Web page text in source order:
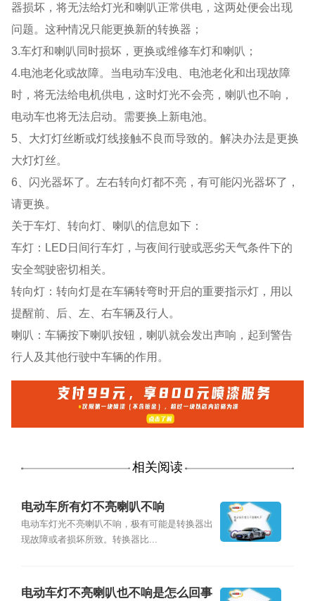
器损坏，将无法给灯光和喇叭正常供电，这两处便会出现
问题。这种情况只能更换新的转换器；
3.车灯和喇叭同时损坏，更换或维修车灯和喇叭；
4.电池老化或故障。当电动车没电、电池老化和出现故障
时，将无法给电机供电，这时灯光不会亮，喇叭也不响，
电动车也将无法启动。需要换上新电池。
5、大灯灯丝断或灯线接触不良而导致的。解决办法是更换
大灯灯丝。
6、闪光器坏了。左右转向灯都不亮，有可能闪光器坏了，
请更换。
关于车灯、转向灯、喇叭的信息如下：
车灯：LED日间行车灯，与夜间行驶或恶劣天气条件下的
安全驾驶密切相关。
转向灯：转向灯是在车辆转弯时开启的重要指示灯，用以
提醒前、后、左、右车辆及行人。
喇叭：车辆按下喇叭按钮，喇叭就会发出声响，起到警告
行人及其他行驶中车辆的作用。
相关阅读
电动车所有灯不亮喇叭不响
电动车灯光不亮喇叭不响，极有可能是转换器出
现故障或者损坏所致。转换器比...
电动车灯不亮喇叭也不响是怎么回事